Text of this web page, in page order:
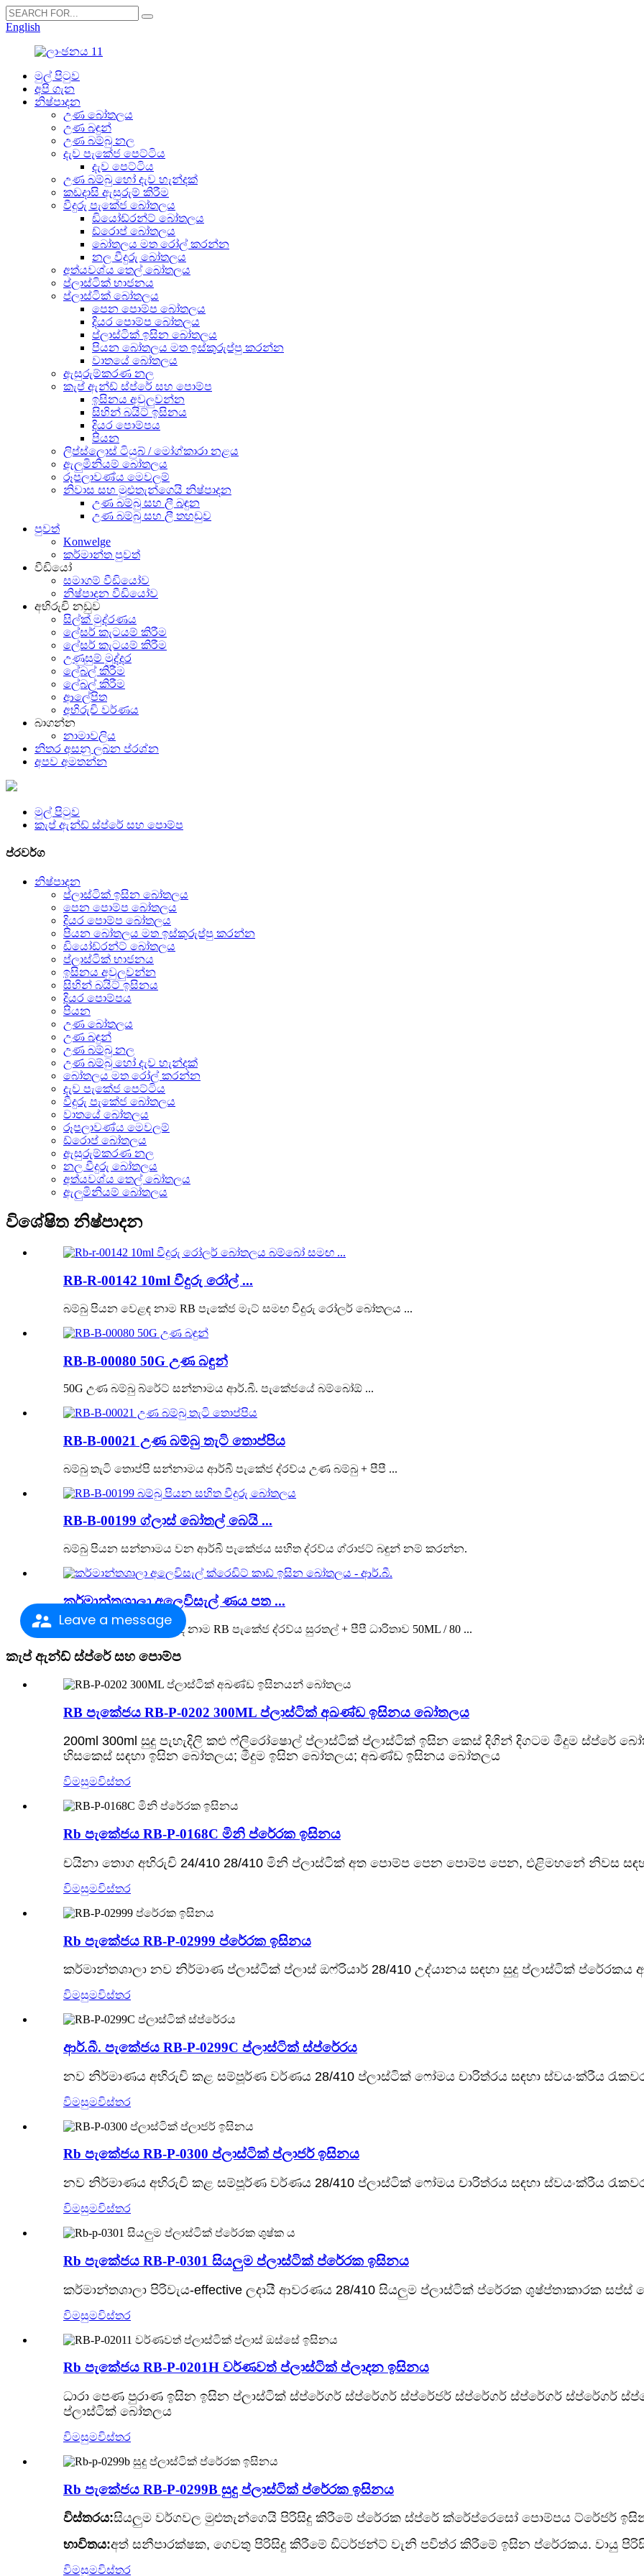
Leave a message
English
මුල් පිටුව
අපි ගැන
නිෂ්පාදන
උණ බෝතලය
උණ බඳුන්
උණ බම්බු නල
දැව පැකේජ පෙට්ටිය
දැව පෙට්ටිය
උණ බම්බු හෝ දැව හැන්දක්
කඩදාසි ඇසුරුම් කිරීම
වීදුරු පැකේජ බෝතලය
ඩියෝඩ්රන්ට් බෝතලය
ඩ්රොප් බෝතලය
බෝතලය මත රෝල් කරන්න
නල වීදුරු බෝතලය
අත්යවශ්ය තෙල් බෝතලය
ප්ලාස්ටික් භාජනය
ප්ලාස්ටික් බෝතලය
පෙන පොම්ප බෝතලය
දියර පොම්ප බෝතලය
ප්ලාස්ටික් ඉසින බෝතලය
පියන බෝතලය මත ඉස්කුරුප්පු කරන්න
වාතයේ බෝතලය
ඇසුරුම්කරණ නල
කැප් ඇන්ඩ් ස්ප්රේ සහ පොම්ප
ඉසිනය අවුලුවන්න
සිහින් බයිට් ඉසිනය
දියර පොම්පය
පියන
ලිප්ස්ලොස් ටියුබ් / මෝග්කාරා නළය
ඇලුමිනියම් බෝතලය
රූපලාවණ්ය මෙවලම්
නිවාස සහ මුළුතැන්ගෙයි නිෂ්පාදන
උණ බම්බු සහ ලී බඳුන
උණ බම්බු සහ ලී තහඩුව
පුවත්
Konwelge
කර්මාන්ත පුවත්
වීඩියෝ
සමාගම් වීඩියෝව
නිෂ්පාදන වීඩියෝව
අභිරුචි නඩුව
සිල්ක් මුද්රණය
ලේසර් කැටයම් කිරීම
ලේසර් කැටයම් කිරීම
උණුසුම් මුද්දර
ලේබල් කිරීම
ලේබල් කිරීම
ආලේපිත
අභිරුචි වර්ණය
බාගන්න
නාමාවලිය
නිතර අසනු ලබන ප්රශ්න
අපව අමතන්න
මුල් පිටුව
කැප් ඇන්ඩ් ස්ප්රේ සහ පොම්ප
ප්රවර්ග
නිෂ්පාදන
ප්ලාස්ටික් ඉසින බෝතලය
පෙන පොම්ප බෝතලය
දියර පොම්ප බෝතලය
පියන බෝතලය මත ඉස්කුරුප්පු කරන්න
ඩියෝඩ්රන්ට් බෝතලය
ප්ලාස්ටික් භාජනය
ඉසිනය අවුලුවන්න
සිහින් බයිට් ඉසිනය
දියර පොම්පය
පියන
උණ බෝතලය
උණ බඳුන්
උණ බම්බු නල
උණ බම්බු හෝ දැව හැන්දක්
බෝතලය මත රෝල් කරන්න
දැව පැකේජ පෙට්ටිය
වීදුරු පැකේජ බෝතලය
වාතයේ බෝතලය
රූපලාවණ්ය මෙවලම්
ඩ්රොප් බෝතලය
ඇසුරුම්කරණ නල
නල වීදුරු බෝතලය
අත්යවශ්ය තෙල් බෝතලය
ඇලුමිනියම් බෝතලය
විශේෂිත නිෂ්පාදන
RB-R-00142 10ml වීදුරු රෝල් ...
බම්බු පියන වෙළඳ නාම RB පැකේජ මැට් සමඟ වීදුරු රෝලර් බෝතලය ...
RB-B-00080 50G උණ බඳුන්
50G උණ බම්බු බ්රේට් සන්නාමය ආර්.බී. පැකේජයේ බම්බෝඕ ...
RB-B-00021 උණ බම්බු තැටි තොප්පිය
බම්බු තැටි තොප්පි සන්නාමය ආර්බී පැකේජ ද්රව්ය උණ බම්බු + පීපී ...
RB-B-00199 ග්ලාස් බෝතල් බෙයි ...
බම්බු පියන සන්නාමය වන ආර්බී පැකේජය සහිත ද්රව්ය ග්රාජට් බඳුන් නම් කරන්න.
කර්මාන්තශාලා අලෙවිසැල් ණය පත ...
නම ඉසින බෝතල් වෙළඳ නාම RB පැකේජ ද්රව්ය සුරතල් + පීපී ධාරිතාව 50ML / 80 ...
කැප් ඇන්ඩ් ස්ප්රේ සහ පොම්ප
RB පැකේජය RB-P-0202 300ML ප්ලාස්ටික් අඛණ්ඩ ඉසිනය බෝතලය
200ml 300ml සුදු පැහැදිලි කළු ෆ්ලිරෝෂොල් ප්ලාස්ටික් ප්ලාස්ටික් ඉසින කෙස් දිගින් දිගටම මීදුම ස්ප්රේ
හිසකෙස් සඳහා ඉසින බෝතලය; මීදුම ඉසින බෝතලය; අඛණ්ඩ ඉසිනය බෝතලය
විමසුමවිස්තර
Rb පැකේජය RB-P-0168C මිනි ප්රේරක ඉසිනය
චයිනා තොග අභිරුචි 24/410 28/410 මිනි ප්ලාස්ටික් අත පොම්ප පෙන පොම්ප පෙන, එළිමහනේ නිවස
විමසුමවිස්තර
Rb පැකේජය RB-P-02999 ප්රේරක ඉසිනය
කර්මාන්තශාලා නව නිර්මාණ ප්ලාස්ටික් ප්ලාස් ඔෆ්රියාර් 28/410 උද්යානය සඳහා සුදු ප්ලාස්ටික්
විමසුමවිස්තර
ආර්.බී. පැකේජය RB-P-0299C ප්ලාස්ටික් ස්ප්රේරය
නව නිර්මාණය අභිරුචි කළ සම්පූර්ණ වර්ණය 28/410 ප්ලාස්ටික් ෆෝමය චාරිත්රය සඳහා ස්වයංක්රීය
විමසුමවිස්තර
Rb පැකේජය RB-P-0300 ප්ලාස්ටික් ප්ලාජර් ඉසිනය
නව නිර්මාණය අභිරුචි කළ සම්පූර්ණ වර්ණය 28/410 ප්ලාස්ටික් ෆෝමය චාරිත්රය සඳහා ස්වයංක්රීය
විමසුමවිස්තර
Rb පැකේජය RB-P-0301 සියලුම ප්ලාස්ටික් ප්රේරක ඉසිනය
කර්මාන්තශාලා පිරිවැය-effective ලදායී ආවරණය 28/410 සියලුම ප්ලාස්ටික් ප්රේරක ශුෂ්ප්තාකාරක
විමසුමවිස්තර
Rb පැකේජය RB-P-0201H වර්ණවත් ප්ලාස්ටික් ප්ලාදන ඉසිනය
ධාරා පෙණ පුරාණ ඉසින ඉසින ප්ලාස්ටික් ස්ප්රේගර් ස්ප්රේගර් ස්ප්රේජර් ස්ප්රේගර් ස්ප්රේගර් ස්ප්රේගර්
ප්ලාස්ටික් බෝතලය
විමසුමවිස්තර
Rb පැකේජය RB-P-0299B සුදු ප්ලාස්ටික් ප්රේරක ඉසිනය
විස්තරය:සියලුම වර්ගවල මුළුතැන්ගෙයි පිරිසිදු කිරීමේ ප්රේරක ස්ප්රේ ක්රේප්රෙසෝ පොම්පය ට්රේජර්
භාවිතය:අත් සනීපාරක්ෂක, ගෙවතු පිරිසිදු කිරීමේ ඩිටර්ජන්ට් වැනි පවිත්ර කිරීමේ ඉසින ප්රේරකය. වායු
විමසුමවිස්තර